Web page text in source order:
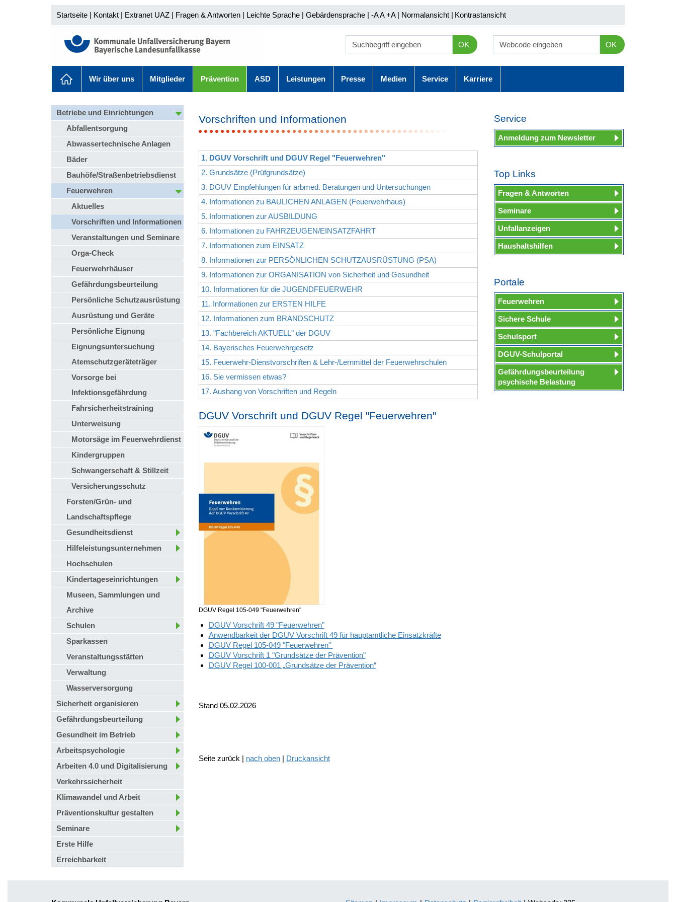
Startseite | Kontakt | Extranet UAZ | Fragen & Antworten | Leichte Sprache | Gebärdensprache | -A A+A | Normalansicht | Kontrastansicht
OK OK
Wir über uns Mitglieder Prävention ASD Leistungen Presse Medien Service Karriere
Betriebe und Einrichtungen
Abfallentsorgung
Abwassertechnische Anlagen
Bäder
Bauhöfe/Straßenbetriebsdienst
Feuerwehren
Aktuelles
Vorschriften und Informationen
Veranstaltungen und Seminare
Orga-Check
Feuerwehrhäuser
Gefährdungsbeurteilung
Persönliche Schutzausrüstung
Ausrüstung und Geräte
Persönliche Eignung
Eignungsuntersuchung
Atemschutzgeräteträger
Vorsorge bei
Infektionsgefährdung
Fahrsicherheitstraining
Unterweisung
Motorsäge im Feuerwehrdienst
Kindergruppen
Schwangerschaft & Stillzeit
Versicherungsschutz
Forsten/Grün- und
Landschaftspflege
Gesundheitsdienst
Hilfeleistungsunternehmen
Hochschulen
Kindertageseinrichtungen
Museen, Sammlungen und
Archive
Schulen
Sparkassen
Veranstaltungsstätten
Verwaltung
Wasserversorgung
Sicherheit organisieren
Gefährdungsbeurteilung
Gesundheit im Betrieb
Arbeitspsychologie
Arbeiten 4.0 und Digitalisierung
Verkehrssicherheit
Klimawandel und Arbeit
Präventionskultur gestalten
Seminare
Erste Hilfe
Erreichbarkeit
Vorschriften und Informationen
1. DGUV Vorschrift und DGUV Regel "Feuerwehren"
2. Grundsätze (Prüfgrundsätze)
3. DGUV Empfehlungen für arbmed. Beratungen und Untersuchungen
4. Informationen zu BAULICHEN ANLAGEN (Feuerwehrhaus)
5. Informationen zur AUSBILDUNG
6. Informationen zu FAHRZEUGEN/EINSATZFAHRT
7. Informationen zum EINSATZ
8. Informationen zur PERSÖNLICHEN SCHUTZAUSRÜSTUNG (PSA)
9. Informationen zur ORGANISATION von Sicherheit und Gesundheit
10. Informationen für die JUGENDFEUERWEHR
11. Informationen zur ERSTEN HILFE
12. Informationen zum BRANDSCHUTZ
13. "Fachbereich AKTUELL" der DGUV
14. Bayerisches Feuerwehrgesetz
15. Feuerwehr-Dienstvorschriften & Lehr-/Lernmittel der Feuerwehrschulen
16. Sie vermissen etwas?
17. Aushang von Vorschriften und Regeln
DGUV Vorschrift und DGUV Regel "Feuerwehren"
DGUV Regel 105-049 "Feuerwehren"
DGUV Vorschrift 49 "Feuerwehren"
Anwendbarkeit der DGUV Vorschrift 49 für hauptamtliche Einsatzkräfte
DGUV Regel 105-049 "Feuerwehren"
DGUV Vorschrift 1 "Grundsätze der Prävention"
DGUV Regel 100-001 „Grundsätze der Prävention“
Stand 05.02.2026
Seite zurück | nach oben| Druckansicht
Service
Anmeldung zum Newsletter
Top Links
Fragen & Antworten
Seminare
Unfallanzeigen
Haushaltshilfen
Portale
Feuerwehren
Sichere Schule
Schulsport
DGUV-Schulportal
Gefährdungsbeurteilung
psychische Belastung